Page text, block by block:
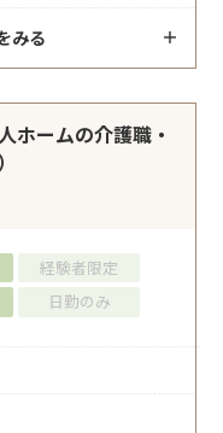
みる
ホームの介護職・
経験者限定
日勤のみ